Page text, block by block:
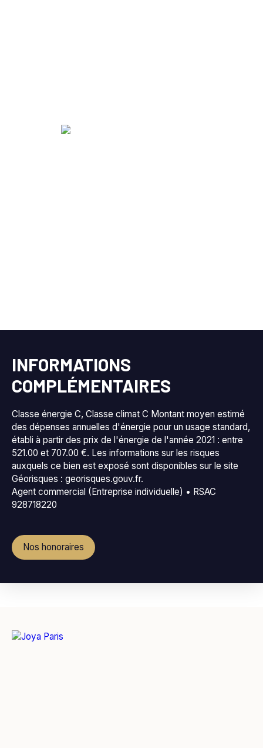
INFORMATIONS
COMPLÉMENTAIRES
Classe énergie C, Classe climat C Montant moyen estimé
des dépenses annuelles d'énergie pour un usage standard,
établi à partir des prix de l'énergie de l'année 2021 : entre
521.00 et 707.00 €. Les informations sur les risques
auxquels ce bien est exposé sont disponibles sur le site
Géorisques : georisques.gouv.fr.
Agent commercial (Entreprise individuelle) • RSAC
928718220
Nos honoraires